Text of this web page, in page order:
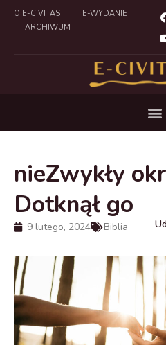
O E-CIVITAS
E-WYDANIE
ARCHIWUM
nieZwykły
Dotknął go
9 lutego, 2024 Biblia